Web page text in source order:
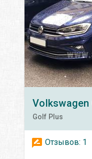
Volkswagen
Golf Plus
Отзывов: 1